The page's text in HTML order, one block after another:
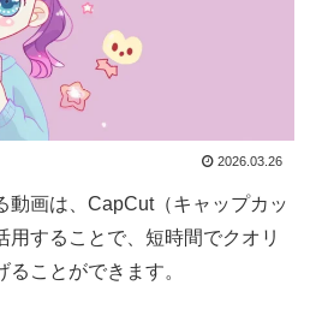
2026.03.26
動画は、CapCut（キャップカッ
用することで、短時間でクオリ
ことができます。